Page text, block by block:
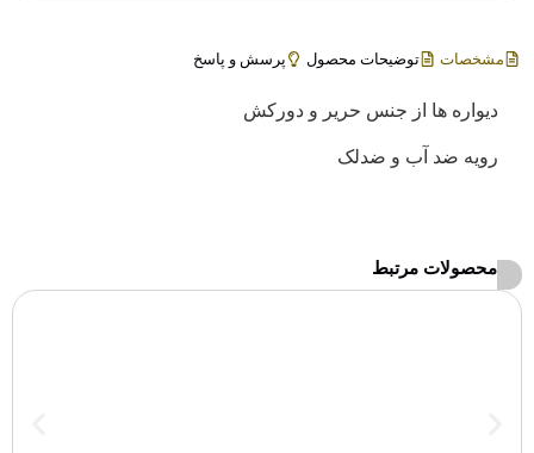
مشخصات توضیحات محصول پرسش و پاسخ
دیواره ها از جنس حریر و دورکش
رویه ضد آب و ضدلک
محصولات مرتبط